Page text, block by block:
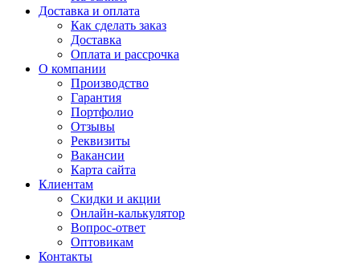
Доставка и оплата
Как сделать заказ
Доставка
Оплата и рассрочка
О компании
Производство
Гарантия
Портфолио
Отзывы
Реквизиты
Вакансии
Карта сайта
Клиентам
Скидки и акции
Онлайн-калькулятор
Вопрос-ответ
Оптовикам
Контакты